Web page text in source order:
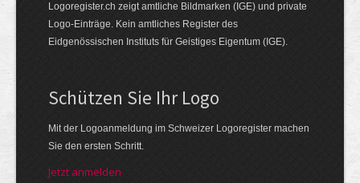
Logoregister.ch zeigt amtliche Bildmarken (IGE) und private
Logo-Einträge. Kein amtliches Register des
Eidgenössischen Instituts für Geistiges Eigentum (IGE).
Schützen Sie Ihr Logo
Mit der Logo­an­meldung im Schweizer Logo­register machen
Sie den ersten Schritt.
Jetzt anmelden